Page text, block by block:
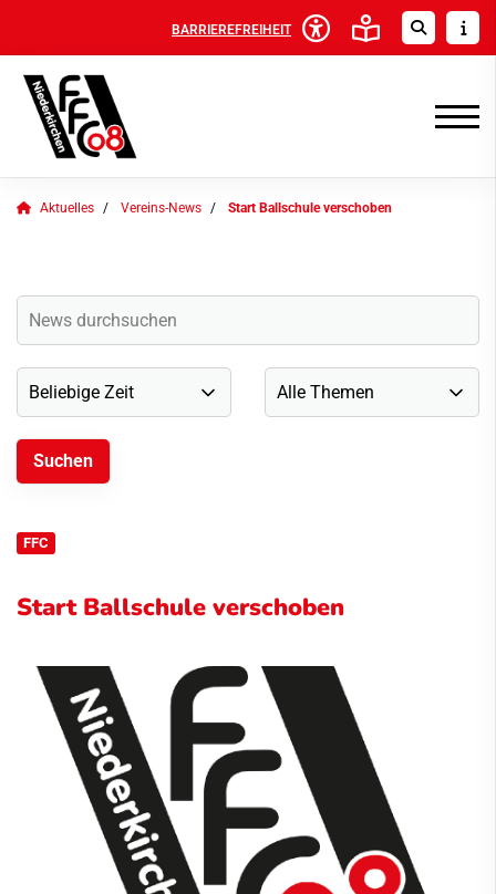
BARRIEREFREIHEIT
Aktuelles Vereins-News Start Ballschule verschoben
FFC
Start Ballschule verschoben